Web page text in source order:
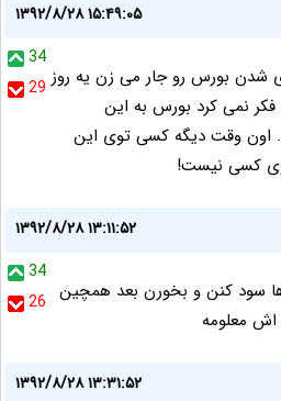
۱۳۹۲/۸/۲۸ ۱۵:۴۹:۰۵
34
29 شدن بورس رو جار می زن یه روز
نمی کرد بورس به این
اون وقت دیگه کسی توی این
کسی نیست!
۱۳۹۲/۸/۲۸ ۱۳:۱۱:۵۲
34
26 ها سود کنن و بخورن بعد همچین
اش معلومه
۱۳۹۲/۸/۲۸ ۱۳:۳۱:۵۲